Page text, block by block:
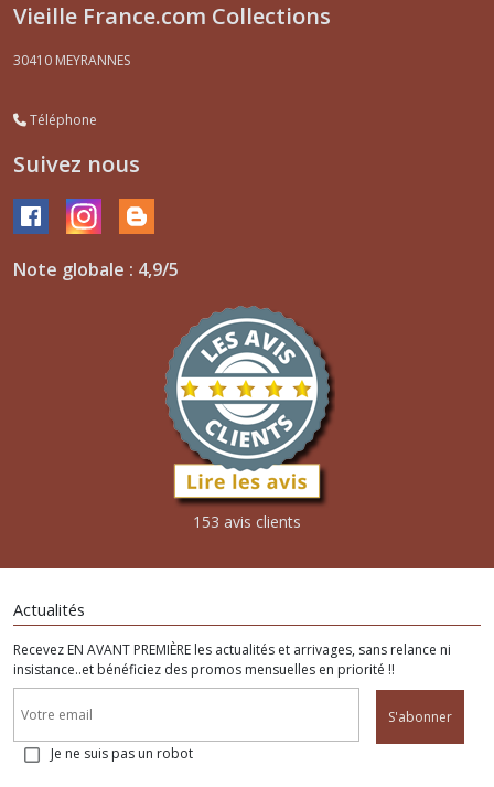
Vieille France.com Collections
30410 MEYRANNES
Téléphone
Suivez nous
Note globale : 4,9/5
153 avis clients
Actualités
Recevez EN AVANT PREMIÈRE les actualités et arrivages, sans relance ni
insistance..et bénéficiez des promos mensuelles en priorité !!
S'abonner
Je ne suis pas un robot